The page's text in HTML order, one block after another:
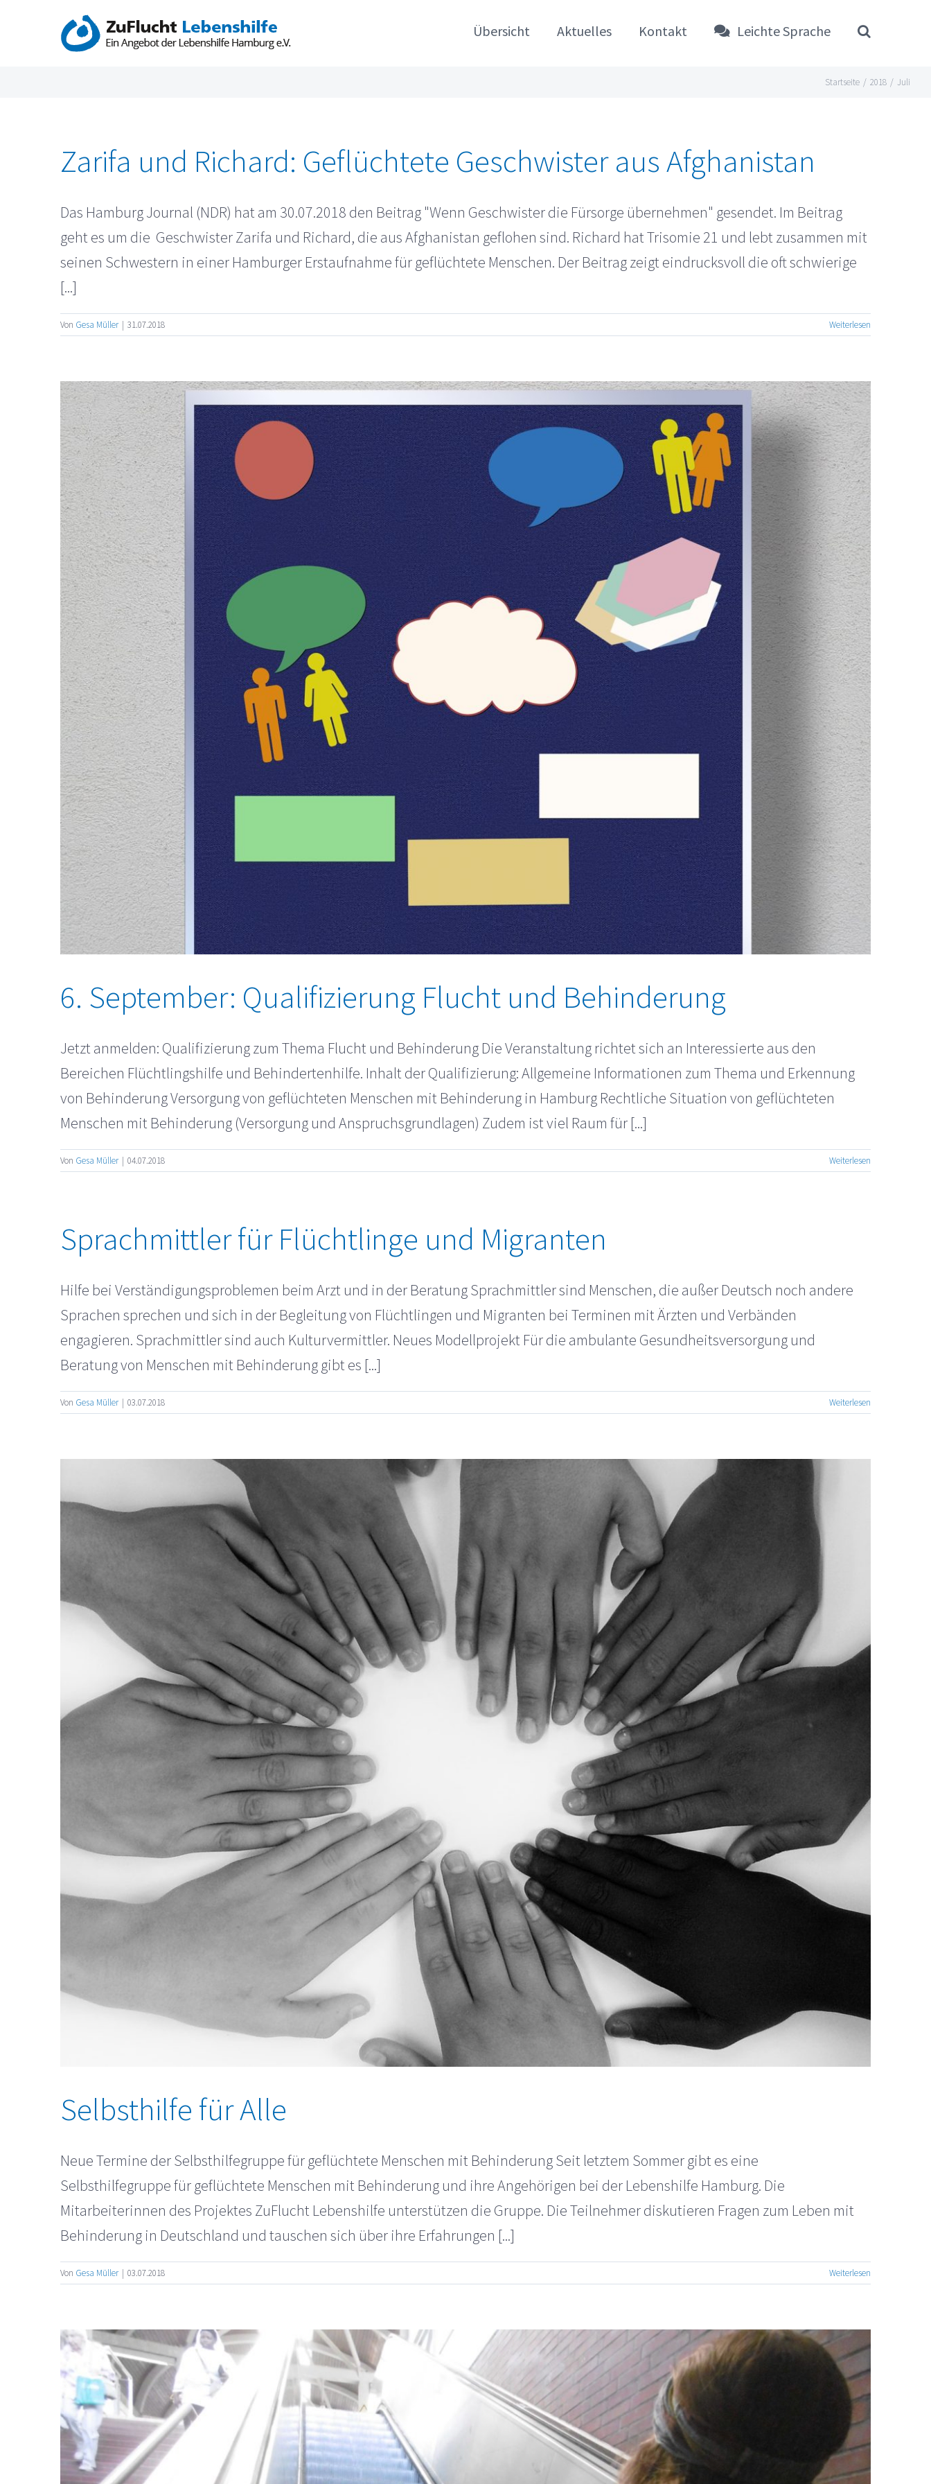
Übersicht Aktuelles Kontakt Leichte Sprache
Startseite / 2018 / Juli
Zarifa und Richard: Geflüchtete Geschwister aus Afghanistan
Das Hamburg Journal (NDR) hat am 30.07.2018 den Beitrag "Wenn Geschwister die Fürsorge übernehmen" gesendet. Im Beitrag
geht es um die Geschwister Zarifa und Richard, die aus Afghanistan geflohen sind. Richard hat Trisomie 21 und lebt zusammen mit
seinen Schwestern in einer Hamburger Erstaufnahme für geflüchtete Menschen. Der Beitrag zeigt eindrucksvoll die oft schwierige
[...]
Von Gesa Müller | 31.07.2018 Weiterlesen
6. September: Qualifizierung Flucht und Behinderung
Jetzt anmelden: Qualifizierung zum Thema Flucht und Behinderung Die Veranstaltung richtet sich an Interessierte aus den
Bereichen Flüchtlingshilfe und Behindertenhilfe. Inhalt der Qualifizierung: Allgemeine Informationen zum Thema und Erkennung
von Behinderung Versorgung von geflüchteten Menschen mit Behinderung in Hamburg Rechtliche Situation von geflüchteten
Menschen mit Behinderung (Versorgung und Anspruchsgrundlagen) Zudem ist viel Raum für [...]
Von Gesa Müller | 04.07.2018 Weiterlesen
Sprachmittler für Flüchtlinge und Migranten
Hilfe bei Verständigungsproblemen beim Arzt und in der Beratung Sprachmittler sind Menschen, die außer Deutsch noch andere
Sprachen sprechen und sich in der Begleitung von Flüchtlingen und Migranten bei Terminen mit Ärzten und Verbänden
engagieren. Sprachmittler sind auch Kulturvermittler. Neues Modellprojekt Für die ambulante Gesundheitsversorgung und
Beratung von Menschen mit Behinderung gibt es [...]
Von Gesa Müller | 03.07.2018 Weiterlesen
Selbsthilfe für Alle
Neue Termine der Selbsthilfegruppe für geflüchtete Menschen mit Behinderung Seit letztem Sommer gibt es eine
Selbsthilfegruppe für geflüchtete Menschen mit Behinderung und ihre Angehörigen bei der Lebenshilfe Hamburg. Die
Mitarbeiterinnen des Projektes ZuFlucht Lebenshilfe unterstützen die Gruppe. Die Teilnehmer diskutieren Fragen zum Leben mit
Behinderung in Deutschland und tauschen sich über ihre Erfahrungen [...]
Von Gesa Müller | 03.07.2018 Weiterlesen